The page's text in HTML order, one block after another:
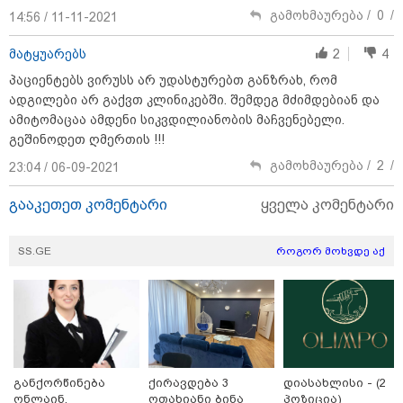
ნია იმნაძეს და ანასტასია
წარედგინათ - რამდენ წლიანი
პატიმრობა ემუქრებათ
არასრულწლოვნებს?
რა გახდა “სამგორის” მეტროში
სტუდენტის გარდაცვალების
მიზეზი - ცნობილია ექსპერტიზის
პასუხი
Faceამბები
14:56 / 11-11-2021
გამოხმაურება / 0 /
მატყუარებს 2
4
პაციენტებს ვირუსს არ უდასტურებთ განზრახ, რომ
ადგილები არ გაქვთ კლინიკებში. შემდეგ მძიმდებიან და
ამიტომაცაა ამდენი სიკვდილიანობის მაჩვენებელი.
გეშინოდეთ ღმერთის !!!
23:04 / 06-09-2021
გამოხმაურება / 2 /
გააკეთეთ კომენტარი ყველა კომენტარი
SS.GE როგორ მოხვდე აქ
განქორწინება
ონლაინ,
ქირავდება 3
ოთახიანი ბინა
დიასახლისი - (2
პოზიცია)